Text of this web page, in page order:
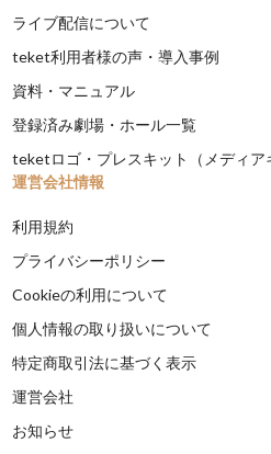
ライブ配信について
teket利用者様の声・導入事例
資料・マニュアル
登録済み劇場・ホール一覧
teketロゴ・プレスキット（メディア
運営会社情報
利用規約
プライバシーポリシー
Cookieの利用について
個人情報の取り扱いについて
特定商取引法に基づく表示
運営会社
お知らせ